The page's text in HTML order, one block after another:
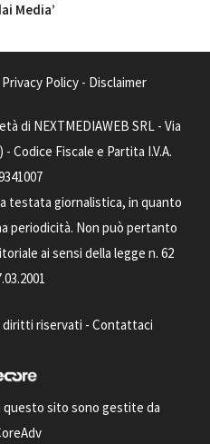
Media’
Privacy Policy - Disclaimer
di NEXTMEDIAWEB SRL - Via
- Codice Fiscale e Partita I.V.A.
testata giornalistica, in quanto
periodicità. Non può pertanto
ai sensi della legge n. 62
riservati - Contattaci
sito sono gestite da